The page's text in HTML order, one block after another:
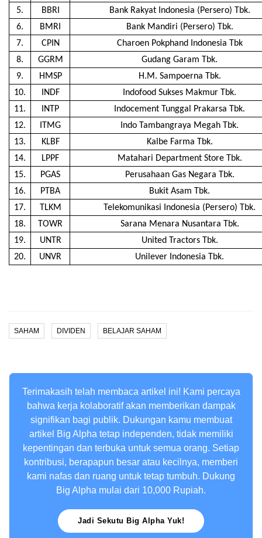
5. BBRI
Bank Rakyat Indonesia (Persero) Tbk.
6.
BMRI
Bank Mandiri (Persero) Tbk.
7.
CPIN
Charoen Pokphand Indonesia Tbk
8.
GGRM
Gudang Garam Tbk.
9.
HMSP
H.M. Sampoerna Tbk.
10.
INDF
Indofood Sukses Makmur Tbk.
11.
INTP
Indocement Tunggal Prakarsa Tbk.
12.
ITMG
Indo Tambangraya Megah Tbk.
13.
KLBF
Kalbe Farma Tbk.
14.
LPPF
Matahari Department Store Tbk.
15.
PGAS
Perusahaan Gas Negara Tbk.
16.
PTBA
Bukit Asam Tbk.
17.
TLKM
Telekomunikasi Indonesia (Persero) Tbk.
18.
TOWR
Sarana Menara Nusantara Tbk.
19.
UNTR
United Tractors Tbk.
20.
UNVR Unilever Indonesia Tbk.
SAHAM DIVIDEN BELAJAR SAHAM
Terimakasih telah membaca artikel ini! Kami percaya
bahwa kerja kolaboratif akan memberikan dampak
signifikan bagi publik. Dukungan kamu membuat
artikel Big Alpha tetap independen, tidak memiliki
kepentingan dan terbuka untuk semua orang. Setiap
kontribusi, berapapun besar atau kecilnya, memberi
kami nafas dan ruang untuk tetap tumbuh. Dukung
Big Alpha mulai dari 10,000 Rupiah.
Jadi Sekutu Big Alpha Yuk!